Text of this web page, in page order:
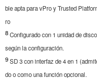
ble apta para vPro y Trusted
ro
8Configurado con 1 unidad de
según la configuración.
9SD 3 con interfaz de 4 en 1
do o como una función opcional.